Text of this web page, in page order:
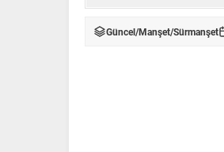
Güncel/Manşet/Sürmanşet